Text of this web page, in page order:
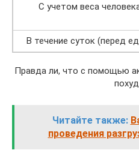
С учетом веса
В течение суток (перед
Правда ли, что с помощью
Читайте также:
проведения